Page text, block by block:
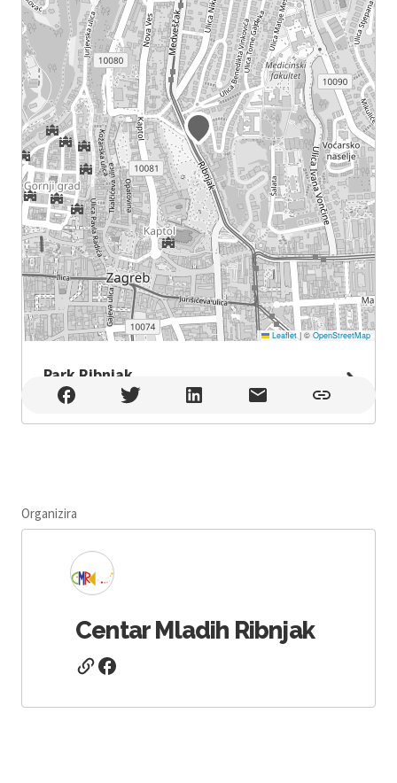
Leaflet |© OpenStreetMap
Park Ribnjak
Park Ribnjak , Zagreb
Organizira
Centar Mladih Ribnjak